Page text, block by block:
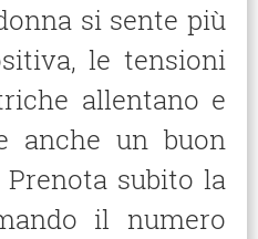
si sente più
le tensioni
allentano e
anche un buon
subito la
il numero